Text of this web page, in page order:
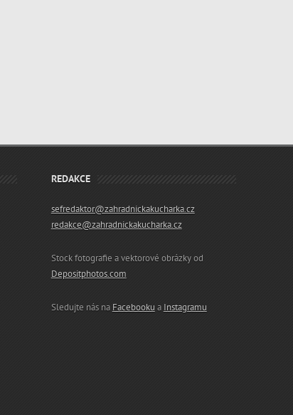
REDAKCE
sefredaktor@zahradnickakucharka.cz
redakce@zahradnickakucharka.cz
Stock fotografie a vektorové obrázky od
Depositphotos.com
Sledujte nás na Facebooku a Instagramu